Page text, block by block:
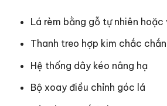
Lá rèm bằng gỗ tự nhiên
Thanh treo hợp kim chắc chắn
Hệ thống dây kéo nâng hạ
Bộ xoay điều chỉnh góc lá